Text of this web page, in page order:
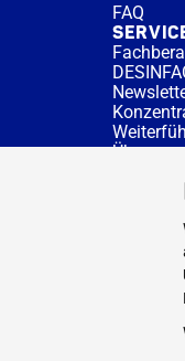
FAQ
Über uns
NEWS